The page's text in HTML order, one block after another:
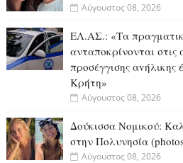
Αύγουστος 08, 2026
ΕΛ.ΑΣ.: «Τα
ανταποκρίνονται
προσέγγισης αvήλικης
Κρήτη»
Αύγουστος 08, 2026
Δούκισσα Νομικού:
στην Πολυνησία
Αύγουστος 08, 2026